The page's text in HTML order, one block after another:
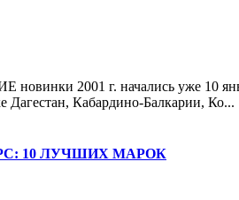
2001 г. начались уже 10
Дагестан, Кабардино-Балкарии, Ко...
10 ЛУЧШИХ МАРОК